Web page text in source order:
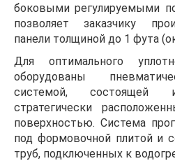
боковыми регулируемыми
позволяет заказчику
панели толщиной до 1 фута
Для оптимального
оборудованы
системой, состоящей
стратегически
поверхностью. Система
под формовочной плитой и
труб, подключенных к